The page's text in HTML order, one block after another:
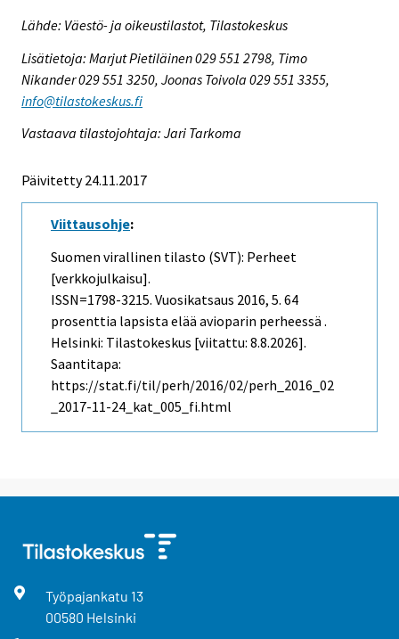
Lähde: Väestö- ja oikeustilastot, Tilastokeskus
Lisätietoja: Marjut Pietiläinen 029 551 2798, Timo
Nikander 029 551 3250, Joonas Toivola 029 551 3355,
info@tilastokeskus.fi
Vastaava tilastojohtaja: Jari Tarkoma
Päivitetty 24.11.2017
Viittausohje:
Suomen virallinen tilasto (SVT): Perheet
[verkkojulkaisu].
ISSN=1798-3215. Vuosikatsaus 2016, 5. 64
prosenttia lapsista elää avioparin perheessä .
Helsinki: Tilastokeskus [viitattu: 8.8.2026].
Saantitapa:
https://stat.fi/til/perh/2016/02/perh_2016_02
_2017-11-24_kat_005_fi.html
Työpajankatu 13
00580 Helsinki